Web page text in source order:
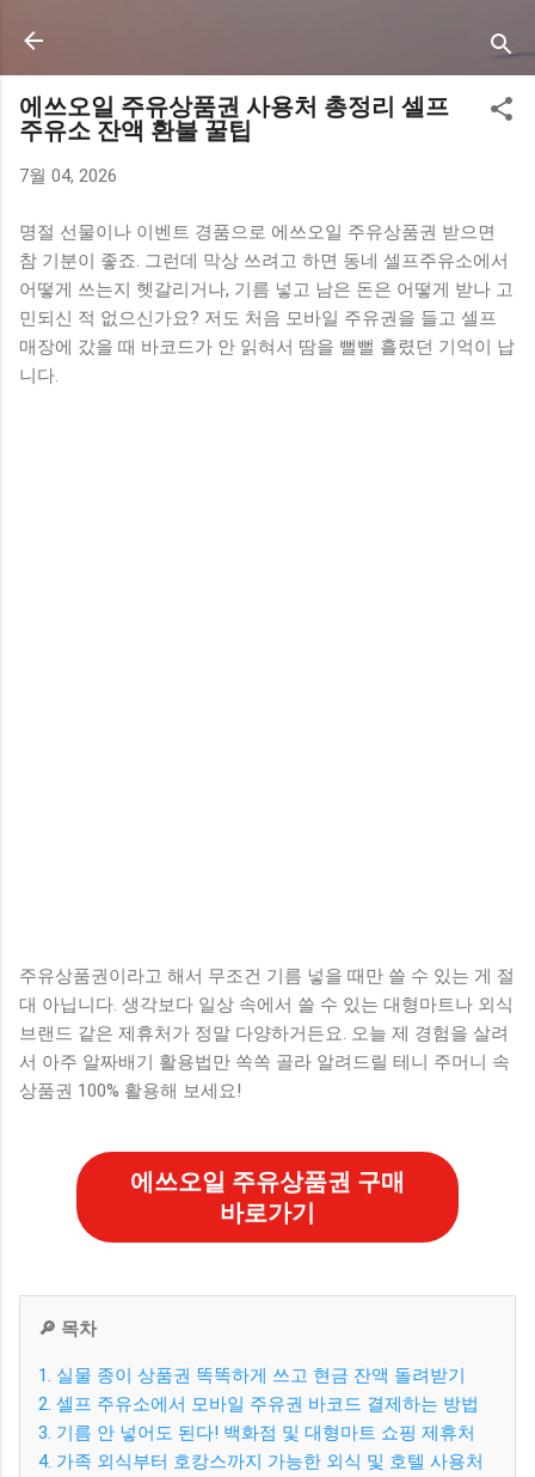
에쓰오일 주유상품권 사용처 총정리 셀프
주유소 잔액 환불 꿀팁
7월 04, 2026
명절 선물이나 이벤트 경품으로 에쓰오일 주유상품권 받으면
참 기분이 좋죠. 그런데 막상 쓰려고 하면 동네 셀프주유소에서
어떻게 쓰는지 헷갈리거나, 기름 넣고 남은 돈은 어떻게 받나 고
민되신 적 없으신가요? 저도 처음 모바일 주유권을 들고 셀프
매장에 갔을 때 바코드가 안 읽혀서 땀을 뻘뻘 흘렸던 기억이 납
니다.
주유상품권이라고 해서 무조건 기름 넣을 때만 쓸 수 있는 게 절
대 아닙니다. 생각보다 일상 속에서 쓸 수 있는 대형마트나 외식
브랜드 같은 제휴처가 정말 다양하거든요. 오늘 제 경험을 살려
서 아주 알짜배기 활용법만 쏙쏙 골라 알려드릴 테니 주머니 속
상품권 100% 활용해 보세요!
에쓰오일 주유상품권 구매
바로가기
🔎 목차
1. 실물 종이 상품권 똑똑하게 쓰고 현금 잔액 돌려받기
2. 셀프 주유소에서 모바일 주유권 바코드 결제하는 방법
3. 기름 안 넣어도 된다! 백화점 및 대형마트 쇼핑 제휴처
4. 가족 외식부터 호캉스까지 가능한 외식 및 호텔 사용처